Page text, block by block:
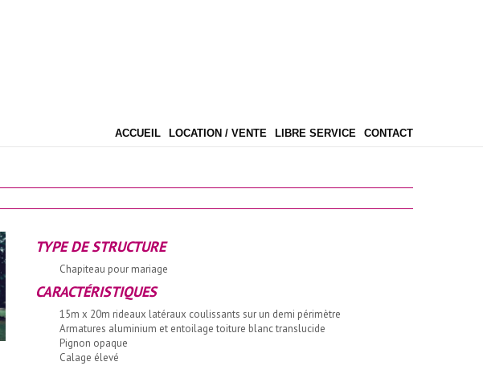
ACCUEIL LOCATION / VENTE LIBRE SERVICE CONTACT
TYPE DE STRUCTURE
Chapiteau pour mariage
CARACTÉRISTIQUES
15m x 20m rideaux latéraux coulissants sur un demi périmètre
Armatures aluminium et entoilage toiture blanc translucide
Pignon opaque
Calage élevé